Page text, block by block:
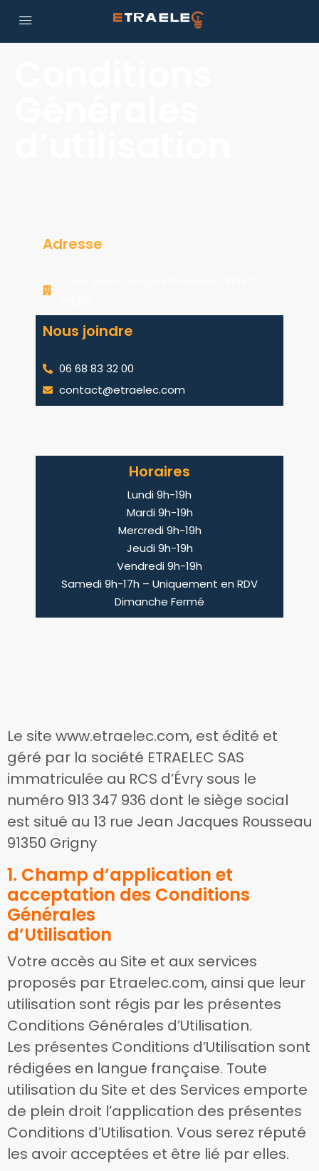
Adresse
Nous joindre
06 68 83 32 00
contact@etraelec.com
Horaires
Lundi 9h-19h
Mardi 9h-19h
Mercredi 9h-19h
Jeudi 9h-19h
Vendredi 9h-19h
Samedi 9h-17h – Uniquement en RDV
Dimanche Fermé
Le site www.etraelec.com, est édité et
géré par la société ETRAELEC SAS
immatriculée au RCS d’Évry sous le
numéro 913 347 936 dont le siège social
est situé au 13 rue Jean Jacques Rousseau
91350 Grigny
1. Champ d’application et
acceptation des Conditions
Générales
d’Utilisation
Votre accès au Site et aux services
proposés par Etraelec.com, ainsi que leur
utilisation sont régis par les présentes
Conditions Générales d’Utilisation.
Les présentes Conditions d’Utilisation sont
rédigées en langue française. Toute
utilisation du Site et des Services emporte
de plein droit l’application des présentes
Conditions d’Utilisation. Vous serez réputé
les avoir acceptées et être lié par elles.